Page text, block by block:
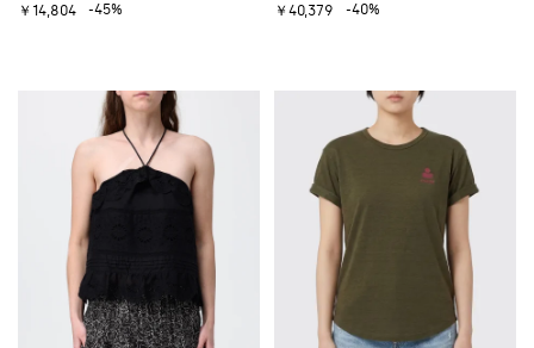
￥14,804
-45%
￥40,379
-40%